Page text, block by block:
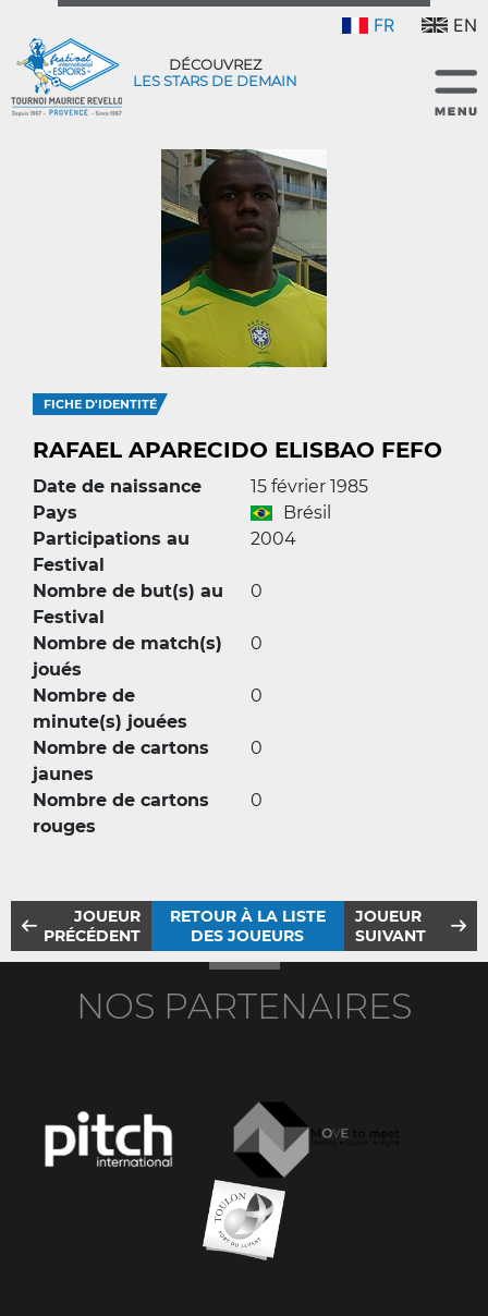
FR EN
DÉCOUVREZ
LES STARS DE DEMAIN
FICHE D'IDENTITÉ
RAFAEL APARECIDO ELISBAO FEFO
Date de naissance
15 février 1985
Pays
Brésil
Participations au
Festival
2004
Nombre de but(s) au
Festival
0
Nombre de match(s)
joués
0
Nombre de
minute(s) jouées
0
Nombre de cartons
jaunes
0
Nombre de cartons
rouges
0
JOUEUR
PRÉCÉDENT
RETOUR À LA LISTE
DES JOUEURS
JOUEUR
SUIVANT
NOS PARTENAIRES